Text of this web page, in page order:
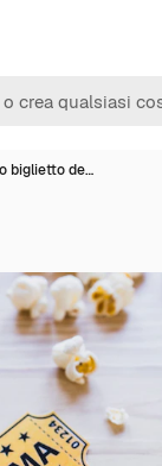
biglietto de…